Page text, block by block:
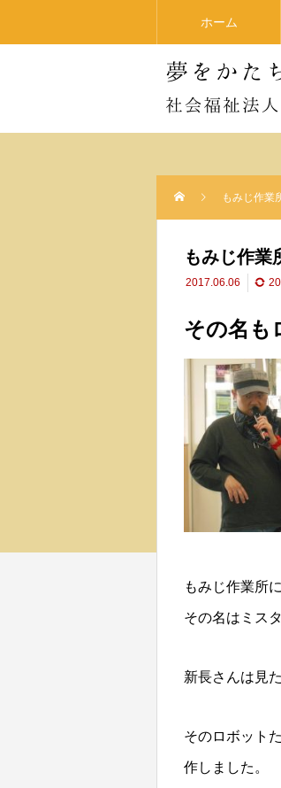
ホーム
もみじ作
もみじ作
2017.06.06
その名
もみじ作業所
その名はミス
新長さんは見
そのロボット
作しました。